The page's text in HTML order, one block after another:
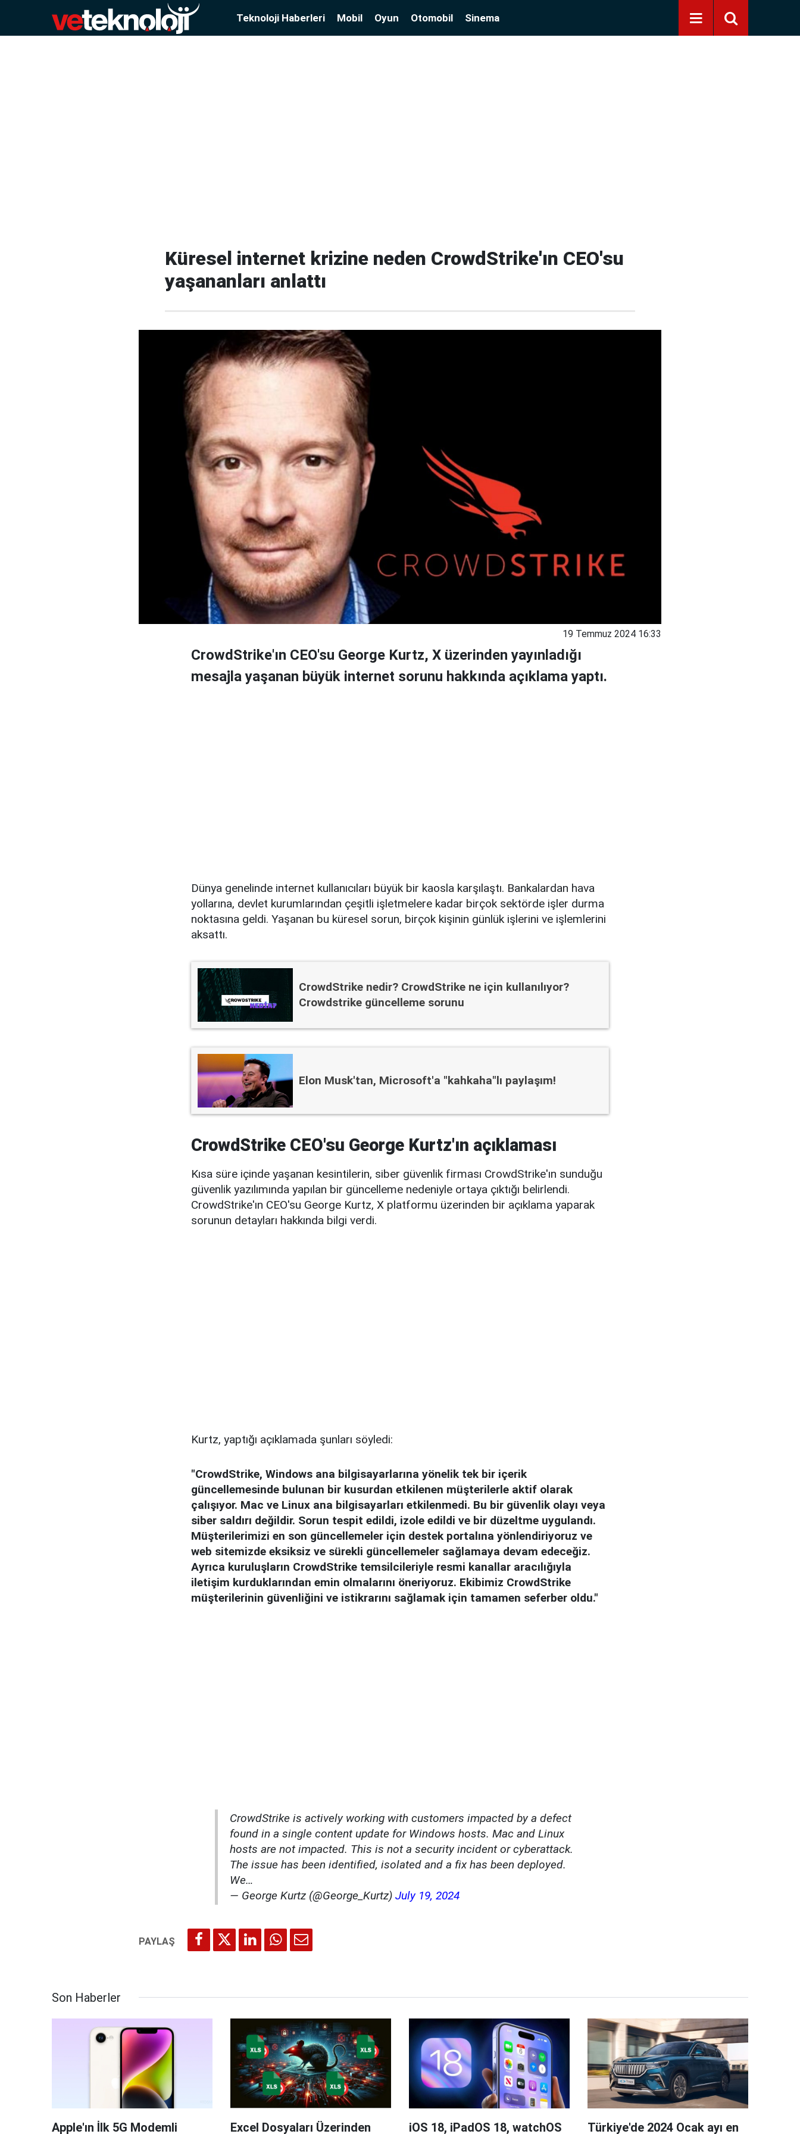
Teknoloji Haberleri Mobil Oyun Otomobil Sinema
Küresel internet krizine neden CrowdStrike'ın CEO'su
yaşananları anlattı
19 Temmuz 2024 16:33
CrowdStrike'ın CEO'su George Kurtz, X üzerinden yayınladığı
mesajla yaşanan büyük internet sorunu hakkında açıklama yaptı.
Dünya genelinde internet kullanıcıları büyük bir kaosla karşılaştı. Bankalardan hava
yollarına, devlet kurumlarından çeşitli işletmelere kadar birçok sektörde işler durma
noktasına geldi. Yaşanan bu küresel sorun, birçok kişinin günlük işlerini ve işlemlerini
aksattı.
CrowdStrike nedir? CrowdStrike ne için kullanılıyor?
Crowdstrike güncelleme sorunu
Elon Musk'tan, Microsoft'a "kahkaha"lı paylaşım!
CrowdStrike CEO'su George Kurtz'ın açıklaması
Kısa süre içinde yaşanan kesintilerin, siber güvenlik firması CrowdStrike'ın sunduğu
güvenlik yazılımında yapılan bir güncelleme nedeniyle ortaya çıktığı belirlendi.
CrowdStrike'ın CEO'su George Kurtz, X platformu üzerinden bir açıklama yaparak
sorunun detayları hakkında bilgi verdi.
Kurtz, yaptığı açıklamada şunları söyledi:
"CrowdStrike, Windows ana bilgisayarlarına yönelik tek bir içerik
güncellemesinde bulunan bir kusurdan etkilenen müşterilerle aktif olarak
çalışıyor. Mac ve Linux ana bilgisayarları etkilenmedi. Bu bir güvenlik olayı veya
siber saldırı değildir. Sorun tespit edildi, izole edildi ve bir düzeltme uygulandı.
Müşterilerimizi en son güncellemeler için destek portalına yönlendiriyoruz ve
web sitemizde eksiksiz ve sürekli güncellemeler sağlamaya devam edeceğiz.
Ayrıca kuruluşların CrowdStrike temsilcileriyle resmi kanallar aracılığıyla
iletişim kurduklarından emin olmalarını öneriyoruz. Ekibimiz CrowdStrike
müşterilerinin güvenliğini ve istikrarını sağlamak için tamamen seferber oldu."
CrowdStrike is actively working with customers impacted by a defect
found in a single content update for Windows hosts. Mac and Linux
hosts are not impacted. This is not a security incident or cyberattack.
The issue has been identified, isolated and a fix has been deployed.
We…
— George Kurtz (@George_Kurtz) July 19, 2024
Son Haberler
Apple'ın İlk 5G Modemli Excel Dosyaları Üzerinden iOS 18, iPadOS 18, watchOS Türkiye'de 2024 Ocak ayı en